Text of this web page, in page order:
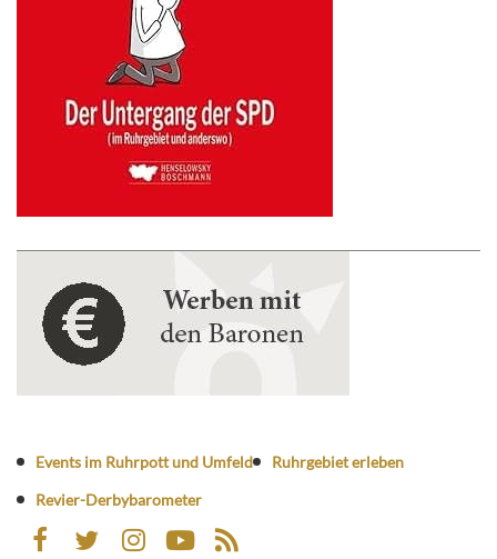
Events im Ruhrpott und Umfeld
Ruhrgebiet erleben
Revier-Derbybarometer